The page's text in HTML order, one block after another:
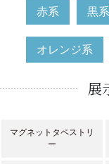
赤系 黒系
オレンジ系
展
マグネットタペストリ
ー